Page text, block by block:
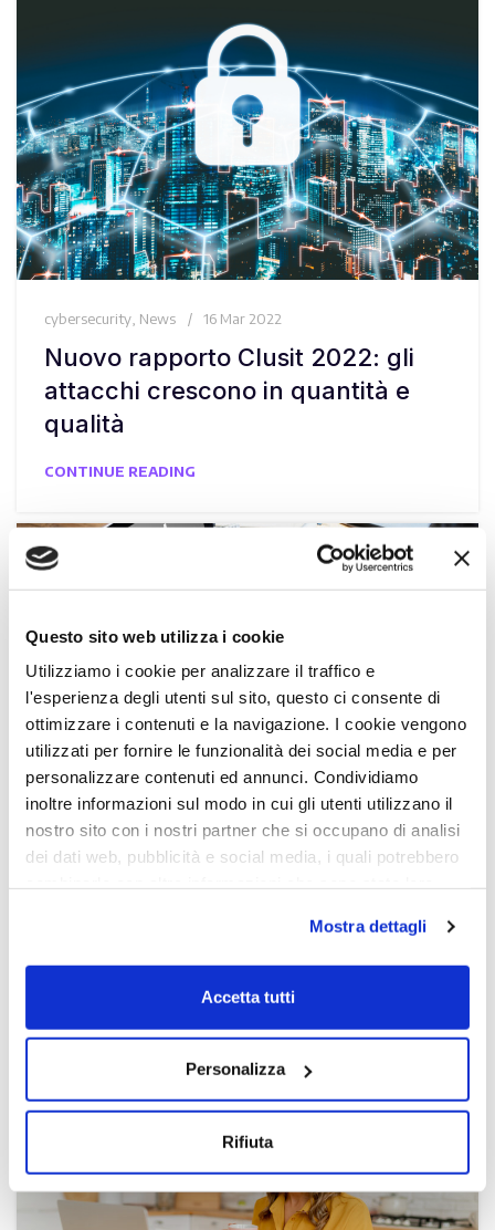
Questo sito web utilizza i cookie
Utilizziamo i cookie per analizzare il traffico e
l'esperienza degli utenti sul sito, questo ci consente di
ottimizzare i contenuti e la navigazione. I cookie vengono
utilizzati per fornire le funzionalità dei social media e per
personalizzare contenuti ed annunci. Condividiamo
inoltre informazioni sul modo in cui gli utenti utilizzano il
nostro sito con i nostri partner che si occupano di analisi
dei dati web, pubblicità e social media, i quali potrebbero
Chiudendo il banner con la X oppure cliccando su Rifiuta
la navigazione proseguirà in assenza di cookie diversi da
Mostra dettagli
Accetta tutti
Personalizza
Rifiuta
cybersecurity News 16 Mar 2022
Nuovo rapporto Clusit 2022: gli
attacchi crescono in quantità e
qualità
CONTINUE READING
cybersecurity
migliorare la sicurezza informatica